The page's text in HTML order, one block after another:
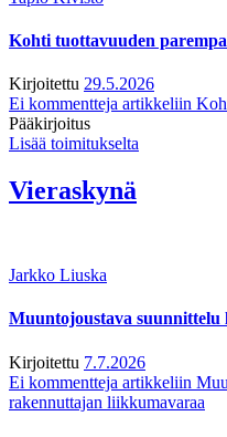
Kohti tuottavuuden
Kirjoitettu 29.5.2026
Ei kommentteja artikkeliin
Pääkirjoitus
Lisää toimitukselta
Vieraskynä
Jarkko Liuska
Muuntojoustava
Kirjoitettu 7.7.2026
Ei kommentteja artikkeliin
rakennuttajan liikkumavaraa